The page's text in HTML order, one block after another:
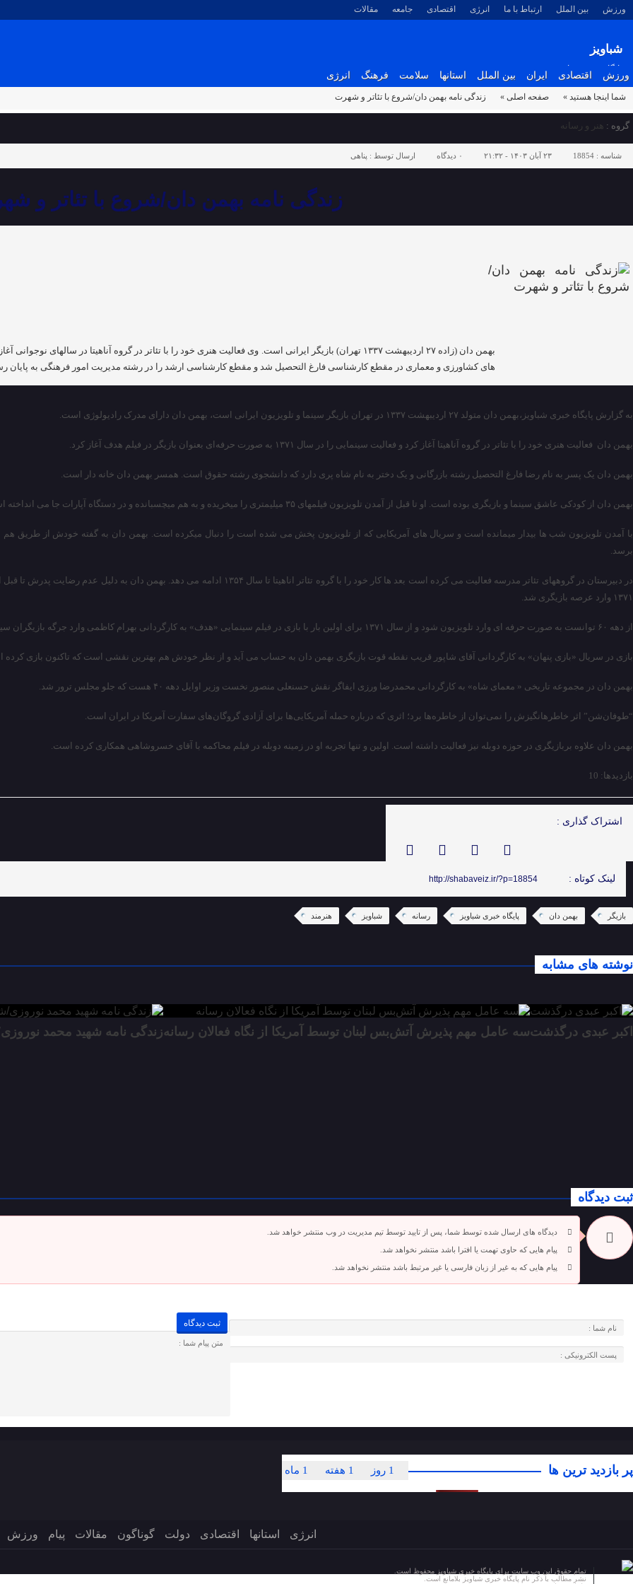
ورزش بین الملل ارتباط با ما انرژی اقتصادی جامعه مقالات
شباویز
پایگاه خبری شباویز
ورزش اقتصادی ایران بین الملل استانها سلامت فرهنگ انرژی
شما اینجا هستید » صفحه اصلی » زندگی نامه بهمن دان/شروع با تئاتر و شهرت
گروه : هنر و رسانه
شناسه : 18854 ۲۳ آبان ۱۴۰۳ - ۲۱:۳۲ ۰ دیدگاه ارسال توسط : پناهی
زندگی نامه بهمن دان/شروع با تئاتر و
بهمن دان (زاده ۲۷ اردیبهشت ۱۳۳۷ تهران) بازیگر ایرانی است. وی فعالیت هنری خود را با تئاتر در گروه آناهیتا
های کشاورزی و معماری در مقطع کارشناسی فارغ التحصیل شد و مقطع کارشناسی ارشد را در رشته مدیریت امور فرهنگی به پایان
به گزارش پایگاه خبری شباویز،بهمن دان متولد ۲۷ اردیبهشت ۱۳۳۷ در تهران بازیگر سینما و تلویزیون ایرانی است، بهمن دان دارای مدرک رادیولوژی است.
بهمن دان فعالیت هنری خود را با تئاتر در گروه آناهیتا آغاز کرد و فعالیت سینمایی را در سال ۱۳۷۱ به صورت حرفه‌ای بعنوان بازیگر در فیلم هدف آغاز کرد.
بهمن دان یک پسر به نام رضا فارغ التحصیل رشته بازرگانی و یک دختر به نام شاه پری دارد که دانشجوی رشته حقوق است. همسر بهمن دان خانه دار است.
بهمن دان از کودکی عاشق سینما و بازیگری بوده است. او تا قبل از آمدن تلویزیون فیلمهای ۳۵ میلیمتری را میخریده و به هم میچسبانده و در دستگاه آپارات جا می انداخته است تا بتواند با دوستانش در حیاط خانه از طریق آپارات فیلم نگاه کند.
با آمدن تلویزیون شب ها بیدار میمانده است و سریال های آمریکایی که از تلویزیون پخش می شده است را دنبال میکرده است. بهمن دان به گفته خودش از طریق
برسد.
در دبیرستان در گروههای تئاتر مدرسه فعالیت می کرده است بعد ها کار خود را با گروه تئاتر
۱۳۷۱ وارد عرصه بازیگری شد.
از دهه ۶۰ توانست به صورت حرفه ای وارد تلویزیون شود و از سال ۱۳۷۱ برای اولین بار با بازی در فیلم سینمایی «هدف» به کارگردانی بهرام کاظمی وارد جرگه بازیگران سینما شد.
بازی در سریال «بازی پنهان» به کارگردانی آقای شاپور قریب نقطه قوت بازیگری بهمن دان به حساب می آید و از نظر خودش هم بهترین نقشی است که تاکنون بازی
بهمن دان در مجموعه تاریخی « معمای شاه» به کارگردانی محمدرضا ورزی ایفاگر نقش حسنعلی منصور نخست وزیر اوایل دهه ۴۰ هست که جلو مجلس ترور شد.
“طوفان‌شن” اثر خاطرهانگیزش را نمی‌توان از خاطره‌ها برد؛ اثری که درباره حمله آمریکایی‌ها برای آزادی گروگان‌های سفارت آمریکا در ایران است.
بهمن دان علاوه بربازیگری در حوزه دوبله نیز فعالیت داشته است. اولین و تنها تجربه او در زمینه دوبله در فیلم محاکمه با آقای خسروشاهی همکاری کرده است.
بازدیدها: 10
اشتراک گذاری :
لینک کوتاه : http://shabaveiz.ir/?p=18854
بازیگر بهمن دان پایگاه خبری شباویز رسانه شباویز هنرمند
نوشته های مشابه
اکبر عبدی درگذشتسه عامل مهم پذیرش آتش‌بس لبنان توسط آمریکا از نگاه فعالان رسانهزندگی نامه شهید محمد
ثبت دیدگاه
دیدگاه های ارسال شده توسط شما، پس از تایید توسط تیم مدیریت در وب منتشر خواهد شد.
پیام هایی که حاوی تهمت یا افترا باشد منتشر نخواهد شد.
پیام هایی که به غیر از زبان فارسی یا غیر مرتبط باشد منتشر نخواهد شد.
پر بازدید ترین ها 1 ماه 1 هفته 1 روز
انرژی استانها اقتصادی دولت گوناگون مقالات پیام ورزش
تمام حقوق این وب سایت برای پایگاه خبری شباویز محفوظ است.
نشر مطالب با ذکر نام پایگاه خبری شباویز بلامانع است.